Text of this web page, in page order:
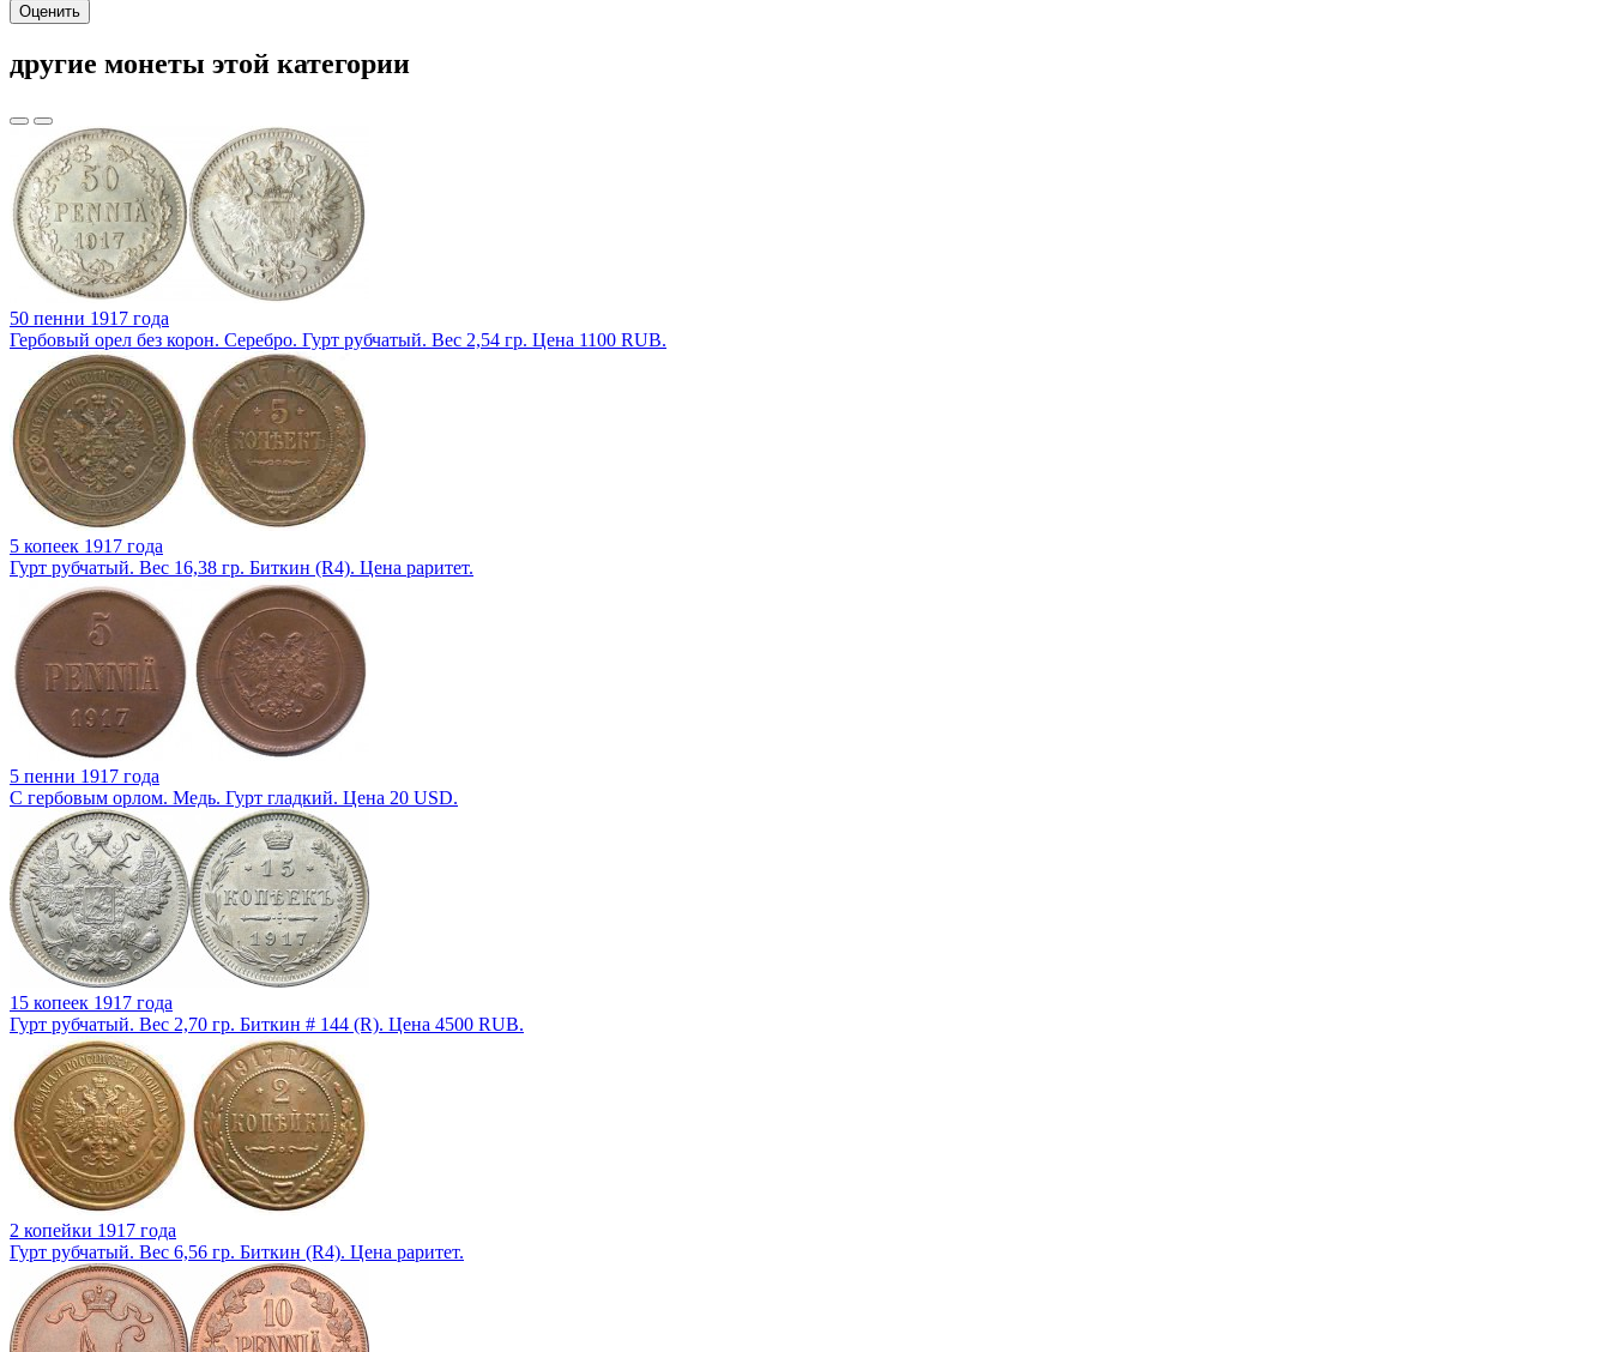
Оценить
другие монеты этой категории
50 пенни 1917 года
Гербовый орел без корон. Серебро. Гурт рубчатый. Вес 2,54 гр. Цена 1100 RUB.
5 копеек 1917 года
Гурт рубчатый. Вес 16,38 гр. Биткин (R4). Цена раритет.
5 пенни 1917 года
С гербовым орлом. Медь. Гурт гладкий. Цена 20 USD.
15 копеек 1917 года
Гурт рубчатый. Вес 2,70 гр. Биткин # 144 (R). Цена 4500 RUB.
2 копейки 1917 года
Гурт рубчатый. Вес 6,56 гр. Биткин (R4). Цена раритет.